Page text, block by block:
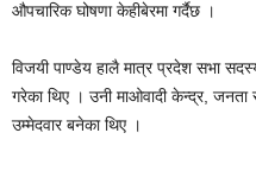
औपचारिक घोषणा केहीबेरमा गर्दैछ ।
विजयी पाण्डेय हालै मात्र प्रदेश सभा
गरेका थिए । उनी माओवादी केन्द्र, जनता
उम्मेदवार बनेका थिए ।